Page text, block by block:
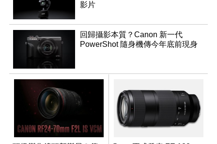
影片
回歸攝影本質？Canon 新一代
PowerShot 隨身機傳今年底前現身